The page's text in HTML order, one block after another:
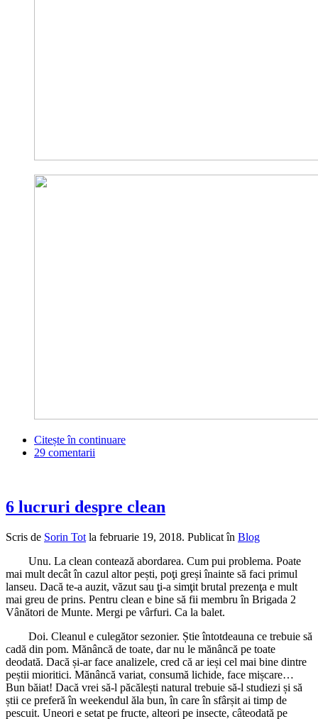
Citește în continuare
29 comentarii
6 lucruri despre clean
Scris de Sorin Tot la februarie 19, 2018. Publicat în Blog
Unu. La clean contează abordarea. Cum pui problema. Poate
mai mult decât în cazul altor pești, poţi greși înainte să faci primul
lanseu. Dacă te-a auzit, văzut sau ţi-a simţit brutal prezenţa e mult
mai greu de prins. Pentru clean e bine să fii membru în Brigada 2
Vânători de Munte. Mergi pe vârfuri. Ca la balet.
Doi. Cleanul e culegător sezonier. Știe întotdeauna ce trebuie să
cadă din pom. Mănâncă de toate, dar nu le mănâncă pe toate
deodată. Dacă și-ar face analizele, cred că ar ieși cel mai bine dintre
peștii mioritici. Mănâncă variat, consumă lichide, face mișcare…
Bun băiat! Dacă vrei să-l păcălești natural trebuie să-l studiezi și să
știi ce preferă în weekendul ăla bun, în care în sfârșit ai timp de
pescuit. Uneori e setat pe fructe, alteori pe insecte, câteodată pe